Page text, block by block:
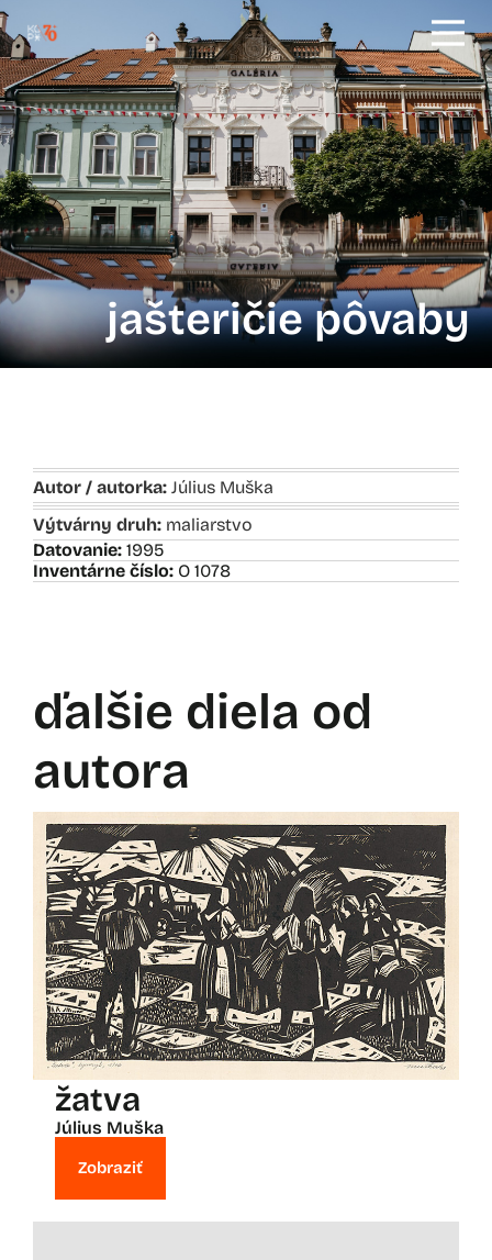
jašteričie pôvaby
Autor / autorka: Július Muška
Výtvárny druh: maliarstvo
Datovanie: 1995
Inventárne číslo: O 1078
ďalšie diela od
autora
žatva
Július Muška
Zobraziť